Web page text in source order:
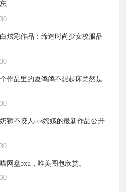
炫彩作品：缔造时尚少女校服品
作品里的夏鸽鸽不想起床竟然是
狮不咬人cos嫦娥的最新作品公开
网盘oxu，唯美图包欣赏。